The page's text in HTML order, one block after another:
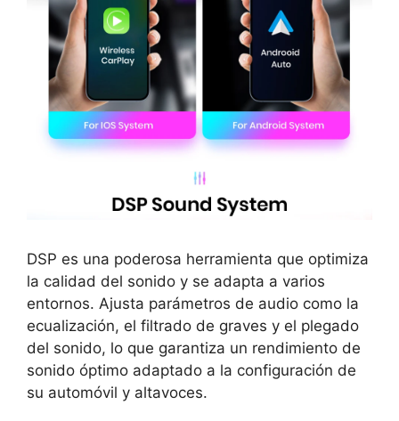
DSP es una poderosa herramienta que optimiza
la calidad del sonido y se adapta a varios
entornos. Ajusta parámetros de audio como la
ecualización, el filtrado de graves y el plegado
del sonido, lo que garantiza un rendimiento de
sonido óptimo adaptado a la configuración de
su automóvil y altavoces.